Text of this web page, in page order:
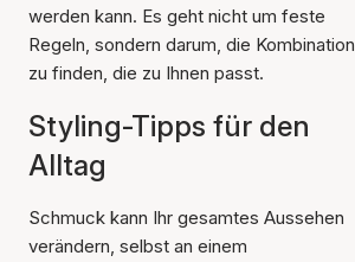
werden kann. Es geht nicht um feste
Regeln, sondern darum, die Kombination
zu finden, die zu Ihnen passt.
Styling-Tipps für den
Alltag
Schmuck kann Ihr gesamtes Aussehen
verändern, selbst an einem